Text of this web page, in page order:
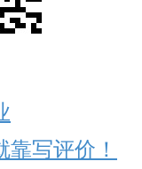
写评价！